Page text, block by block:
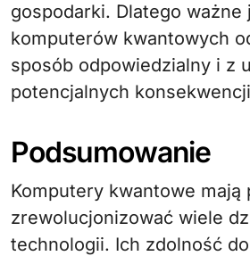
gospodarki. Dlatego
komputerów kwantowych
sposób odpowiedzialny i z
potencjalnych
Podsumowanie
Komputery kwantowe mają
zrewolucjonizować wiele
technologii. Ich zdolność